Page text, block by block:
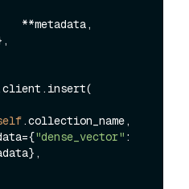
.collection_name,
data={
"dense_vector" :